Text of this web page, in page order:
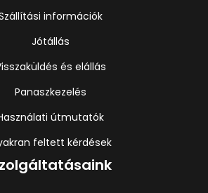
információk
Jótállás
és elállás
Panaszkezelés
útmutatók
feltett kérdések